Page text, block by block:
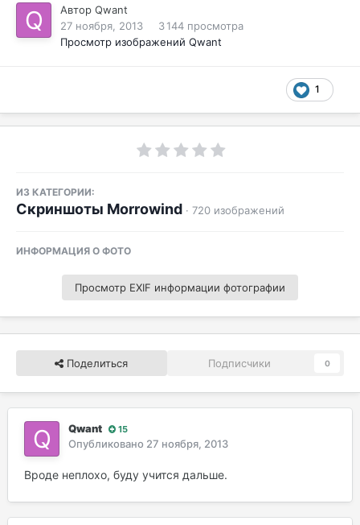
Автор Qwant
27 ноября, 2013
3 144 просмотра
Просмотр изображений Qwant
1
ИЗ КАТЕГОРИИ:
Скриншоты Morrowind · 720 изображений
ИНФОРМАЦИЯ О ФОТО
Просмотр EXIF информации фотографии
Поделиться Подписчики 0
Qwant 15
Опубликовано 27 ноября, 2013
Вроде неплохо, буду учится дальше.